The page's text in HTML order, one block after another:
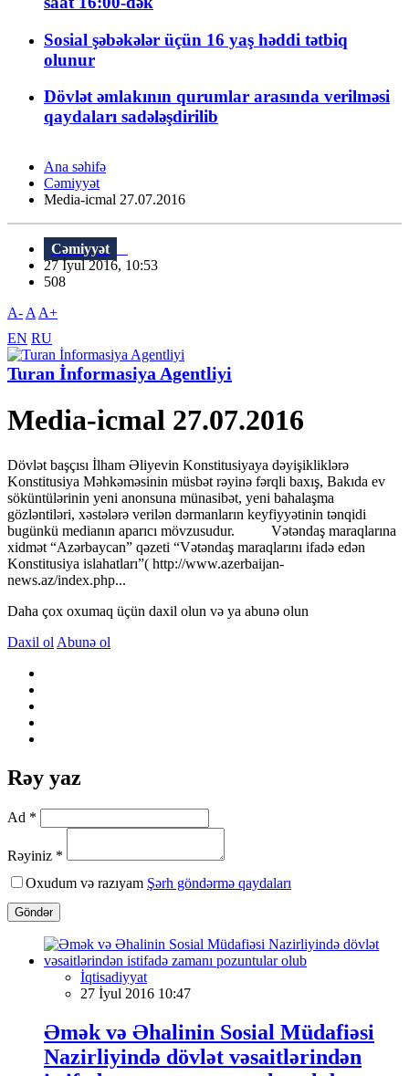
Sosial şəbəkələr üçün 16 yaş həddi tətbiq
olunur
Dövlət əmlakının qurumlar arasında verilməsi
qaydaları sadələşdirilib
Ana səhifə
Cəmiyyət
Media-icmal 27.07.2016
Cəmiyyət
27 İyul 2016, 10:53
508
A- A A+
EN RU
Turan İnformasiya Agentliyi
Media-icmal 27.07.2016
Dövlət başçısı İlham Əliyevin Konstitusiyaya dəyişikliklərə
Konstitusiya Məhkəməsinin müsbət rəyinə fərqli baxış, Bakıda ev
söküntülərinin yeni anonsuna münasibət, yeni bahalaşma
gözləntiləri, xəstələrə verilən dərmanların keyfiyyətinin tənqidi
bugünkü medianın aparıcı mövzusudur. Vətəndaş maraqlarına
xidmət “Azərbaycan” qəzeti “Vətəndaş maraqlarını ifadə edən
Konstitusiya islahatları”( http://www.azerbaijan-
news.az/index.php...
Daha çox oxumaq üçün daxil olun və ya abunə olun
Daxil ol Abunə ol
Rəy yaz
Ad *
Rəyiniz *
Oxudum və razıyam Şərh göndərmə qaydaları
Göndər
İqtisadiyyat
27 İyul 2016 10:47
Əmək və Əhalinin Sosial Müdafiəsi
Nazirliyində dövlət vəsaitlərindən